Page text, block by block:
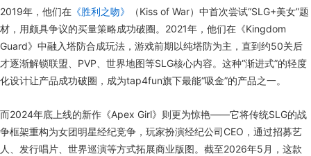
2019年，他们在 《胜利之吻》
（Kiss of War）中首次尝试“SLG+美女”题
材，用颇具争议的买量策略成功破圈。2021年，他们在《Kingdom
Guard》中融入塔防合成玩法，游戏前期以纯塔防为主，直到约50关后
才逐渐解锁联盟、PVP、世界地图等SLG核心内容。这种“渐进式”的轻度
化设计让产品成功破圈，成为tap4fun旗下最能“吸金”的产品之一。
而2024年底上线的新作《Apex Girl》则更为惊艳——它将传统SLG的战
争框架重构为女团明星经纪竞争，玩家扮演经纪公司CEO，通过招募艺
人、发行唱片、世界巡演等方式拓展商业版图。截至2026年5月，这款